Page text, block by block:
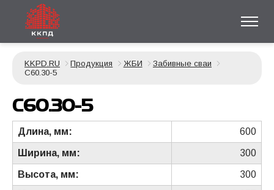
KKPD.RU Продукция ЖБИ
Забивные сваи
С60.30-5
С60.30-5
Длина, мм: 600
Ширина, мм: 300
Высота, мм: 300